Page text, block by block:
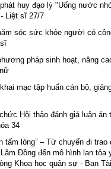
huy đạo lý "Uống nước
Liệt sĩ 27/7
sóc sức khỏe người có
pháp sinh hoạt, nâng
mạc tập huấn cán bộ,
Hội thảo đánh giá luận án
34
tấm lòng” – Từ chuyến đi trao
Đồng đến mô hình lan tỏa
Khoa học quân sự - Ban